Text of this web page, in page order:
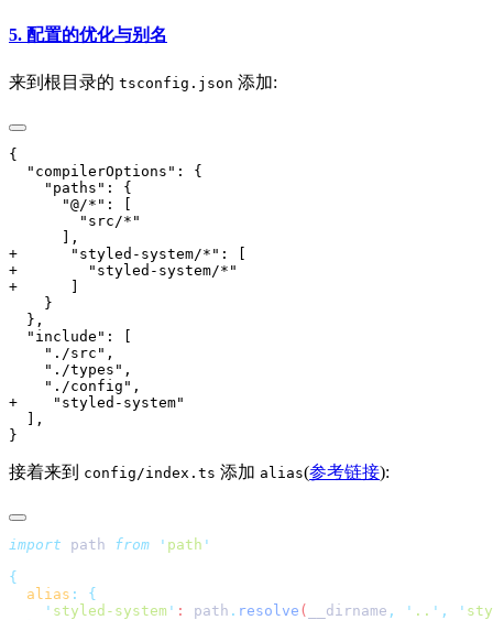
5. 配置的优化与别名
来到根目录的 tsconfig.json 添加:
接着来到 config/index.ts 添加 alias(参考链接):
import path from ' path
  alias
:
    '
styled-system ' : path . resolve ( __dirname , ' .. ' , '